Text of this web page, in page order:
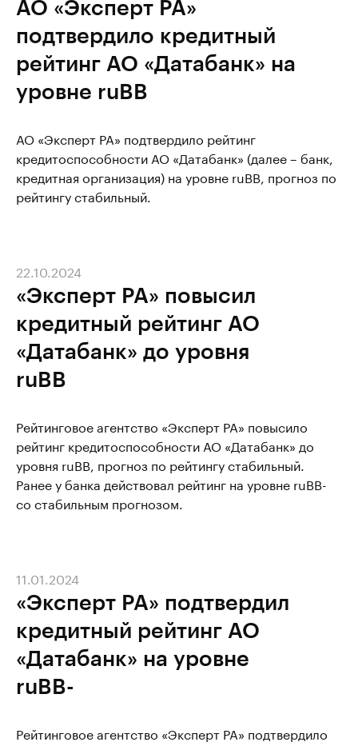
АО «Эксперт РА»
подтвердило кредитный
рейтинг АО «Датабанк» на
уровне ruBB
АО «Эксперт РА» подтвердило рейтинг
кредитоспособности АО «Датабанк» (далее – банк,
кредитная организация) на уровне ruBB, прогноз по
рейтингу стабильный.
«Эксперт РА» повысил
кредитный рейтинг АО
«Датабанк» до уровня
ruBB
22.10.2024
Рейтинговое агентство «Эксперт РА» повысило
рейтинг кредитоспособности АО «Датабанк» до
уровня ruBB, прогноз по рейтингу стабильный.
Ранее у банка действовал рейтинг на уровне ruBB-
со стабильным прогнозом.
«Эксперт РА» подтвердил
кредитный рейтинг АО
«Датабанк» на уровне
ruBB-
11.01.2024
Рейтинговое агентство «Эксперт РА» подтвердило